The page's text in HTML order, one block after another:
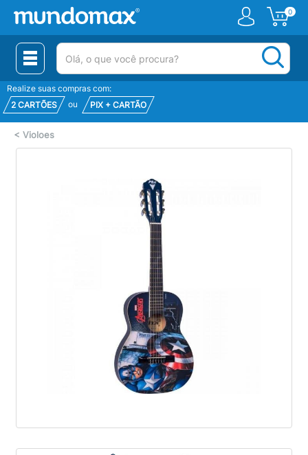
0
(pesquisar)
Realize suas compras com:
2 CARTÕES
ou PIX + CARTÃO
< Violoes